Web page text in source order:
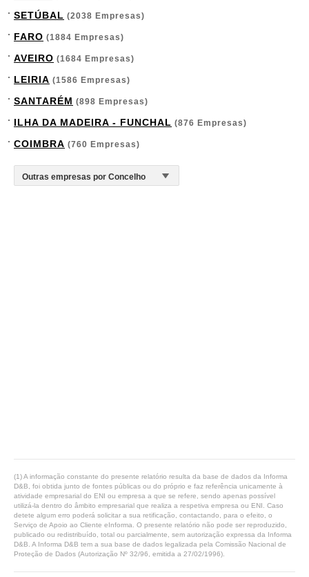
SETÚBAL (2038 Empresas)
FARO (1884 Empresas)
AVEIRO (1684 Empresas)
LEIRIA (1586 Empresas)
SANTARÉM (898 Empresas)
ILHA DA MADEIRA - FUNCHAL (876 Empresas)
COIMBRA (760 Empresas)
(1) A informação constante do presente relatório resulta da base de dados da Informa
D&B, foi obtida junto de fontes públicas ou do próprio e faz referência unicamente à
atividade empresarial do ENI ou empresa a que se refere, sendo apenas possível
utilizá-la dentro do âmbito empresarial que realiza a respetiva empresa ou ENI. Caso
detete algum erro poderá solicitar a sua retificação, contactando, para o efeito, o
Serviço de Apoio ao Cliente eInforma. O presente relatório não pode ser reproduzido,
publicado ou redistribuído, total ou parcialmente, sem autorização expressa da Informa
D&B. A Informa D&B tem a sua base de dados legalizada pela Comissão Nacional de
Proteção de Dados (Autorização Nº 32/96, emitida a 27/02/1996).